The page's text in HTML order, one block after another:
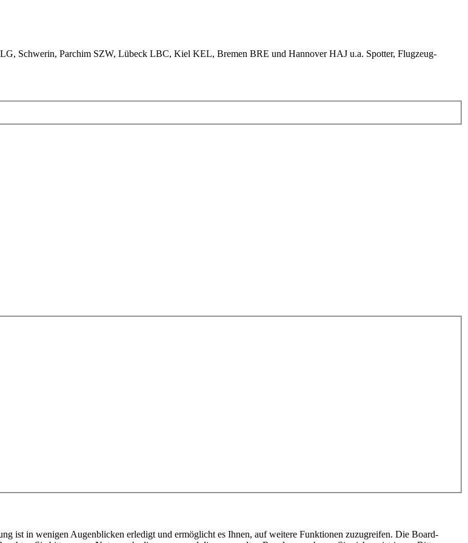
Schwerin, Parchim SZW, Lübeck LBC, Kiel KEL, Bremen BRE und Hannover HAJ u.a. Spotter, Flugzeug-
ist in wenigen Augenblicken erledigt und ermöglicht es Ihnen, auf weitere Funktionen zuzugreifen. Die Board-